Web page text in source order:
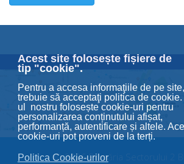
Acest site folosește fișiere de
tip "cookie".
Pentru a accesa informaţiile de pe site,
trebuie să acceptaţi politica de cookie.
ul nostru folosește cookie-uri pentru
personalizarea conținutului afișat,
performanță, autentificare și altele.
cookie-uri pot proveni de la terți.
Politica Cookie-urilor
© 2026 Primăria Sectorului 2